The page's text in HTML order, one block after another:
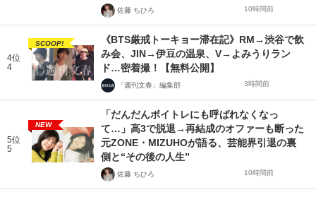
佐藤 ちひろ 10時間前
4位
4
SCOOP!
《BTS厳戒トーキョー滞在記》RM→渋谷で飲
み会、JIN→伊豆の温泉、V→よみうりラン
ド…密着撮！【無料公開】
「週刊文春」編集部 3時間前
5位
5
NEW
「だんだんボイトレにも呼ばれなくなっ
て…」高3で脱退→再結成のオファーも断った
元ZONE・MIZUHOが語る、芸能界引退の裏
側と“その後の人生”
佐藤 ちひろ 10時間前